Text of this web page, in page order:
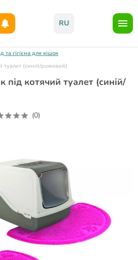
RU
та гігієна для кішок
туалет (синій/рожевий)
під котячий туалет (синій/
(0)